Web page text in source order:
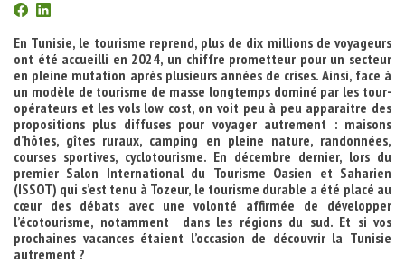
Acteurs
Thèmes
OK
En Tunisie, le tourisme reprend, plus de dix millions de voyageurs
ont été accueilli en 2024, un chiffre prometteur pour un secteur
en pleine mutation après plusieurs années de crises. Ainsi, face à
un modèle de tourisme de masse longtemps dominé par les tour-
opérateurs et les vols low cost, on voit peu à peu apparaitre des
propositions plus diffuses pour voyager autrement : maisons
d’hôtes, gîtes ruraux, camping en pleine nature, randonnées,
courses sportives, cyclotourisme. En décembre dernier, lors du
premier Salon International du Tourisme Oasien et Saharien
(ISSOT) qui s’est tenu à Tozeur, le tourisme durable a été placé au
cœur des débats avec une volonté affirmée de développer
l’écotourisme, notamment dans les régions du sud. Et si vos
prochaines vacances étaient l’occasion de découvrir la Tunisie
autrement ?